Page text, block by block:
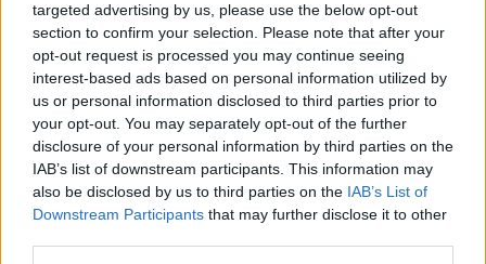
targeted advertising by us, please use the below opt-out
section to confirm your selection. Please note that after your
opt-out request is processed you may continue seeing
interest-based ads based on personal information utilized by
us or personal information disclosed to third parties prior to
your opt-out. You may separately opt-out of the further
disclosure of your personal information by third parties on the
IAB’s list of downstream participants. This information may
also be disclosed by us to third parties on the IAB’s List of
Downstream Participants that may further disclose it to other